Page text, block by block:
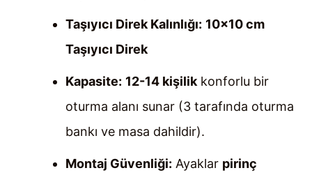
Taşıyıcı Direk Kalınlığı: 10×10 cm
Taşıyıcı Direk
Kapasite: 12-14 kişilik konforlu bir
oturma alanı sunar (3 tarafında oturma
bankı ve masa dahildir).
Montaj Güvenliği: Ayaklar pirinç